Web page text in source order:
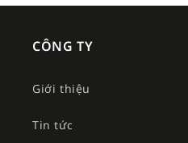
CÔNG TY
Giới thiệu
Tin tức